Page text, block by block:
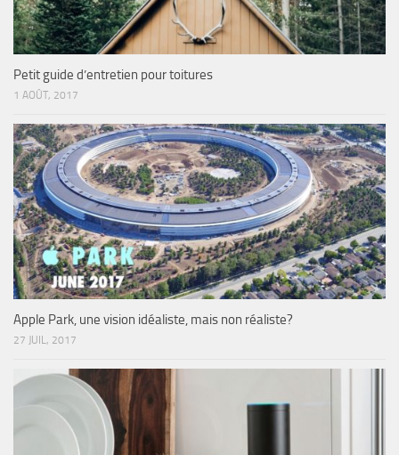
Petit guide d’entretien pour toitures
1 AOÛT, 2017
Apple Park, une vision idéaliste, mais non réaliste?
27 JUIL, 2017